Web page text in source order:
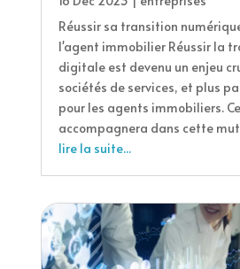
Réussir sa transition
l'agent immobilier Réussir la
digitale est devenu un enjeu
sociétés de services, et plus
pour les agents immobiliers.
accompagnera dans cette
lire la suite...